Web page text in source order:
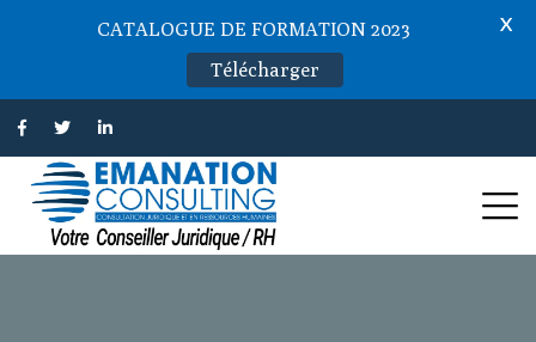
CATALOGUE DE FORMATION 2023
Télécharger
X